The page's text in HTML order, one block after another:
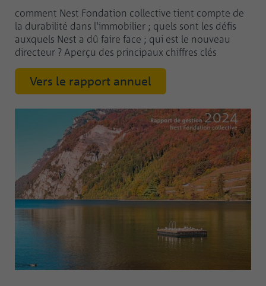
comment Nest Fondation collective tient compte de
la durabilité dans l'immobilier ; quels sont les défis
auxquels Nest a dû faire face ; qui est le nouveau
directeur ? Aperçu des principaux chiffres clés
Vers le rapport annuel